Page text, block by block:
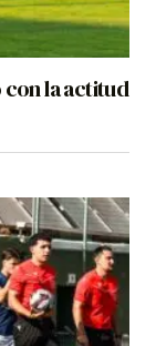
la actitud